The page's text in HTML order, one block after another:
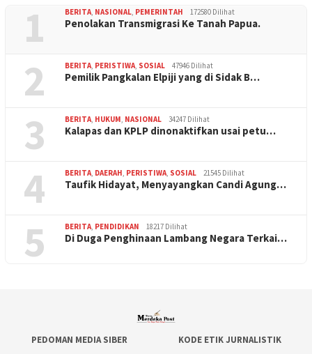
1 BERITA, NASIONAL, PEMERINTAH 172580 Dilihat
Penolakan Transmigrasi Ke Tanah Papua.
2 BERITA, PERISTIWA, SOSIAL 47946 Dilihat
Pemilik Pangkalan Elpiji yang di Sidak B…
3 BERITA, HUKUM, NASIONAL 34247 Dilihat
Kalapas dan KPLP dinonaktifkan usai petu…
4 BERITA, DAERAH, PERISTIWA, SOSIAL 21545 Dilihat
Taufik Hidayat, Menyayangkan Candi Agung…
5 BERITA, PENDIDIKAN 18217 Dilihat
Di Duga Penghinaan Lambang Negara Terkai…
PEDOMAN MEDIA SIBER KODE ETIK JURNALISTIK